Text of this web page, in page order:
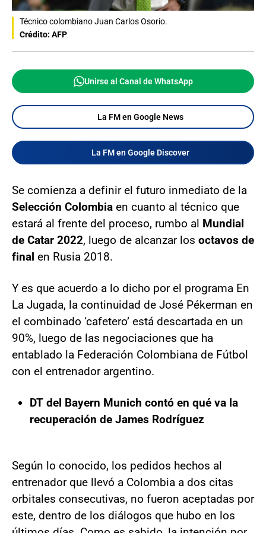
Técnico colombiano Juan Carlos Osorio.
Crédito: AFP
Unirse al Canal de WhatsApp
La FM en Google News
La FM en Google Discover
Se comienza a definir el futuro inmediato de la
Selección Colombia en cuanto al técnico que
estará al frente del proceso, rumbo al Mundial
de Catar 2022, luego de alcanzar los octavos de
final en Rusia 2018.
Y es que acuerdo a lo dicho por el programa En
La Jugada, la continuidad de José Pékerman en
el combinado ‘cafetero’ está descartada en un
90%, luego de las negociaciones que ha
entablado la Federación Colombiana de Fútbol
con el entrenador argentino.
DT del Bayern Munich contó en qué va la
recuperación de James Rodríguez
Según lo conocido, los pedidos hechos al
entrenador que llevó a Colombia a dos citas
orbitales consecutivas, no fueron aceptadas por
este, dentro de los diálogos que hubo en los